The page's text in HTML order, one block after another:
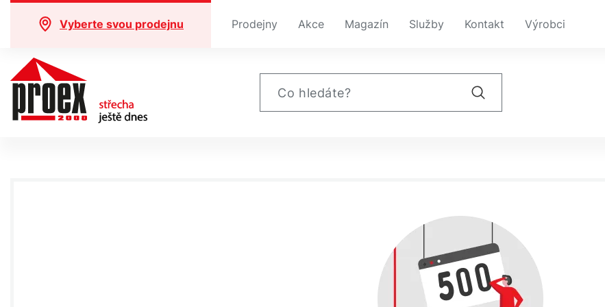
Vyberte svou prodejnu Prodejny Akce Magazín Služby Kontakt Výrobci